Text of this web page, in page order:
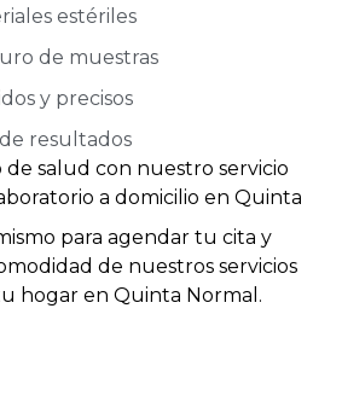
estériles
de muestras
y precisos
resultados
salud con nuestro servicio
a domicilio en Quinta
para agendar tu cita y
de nuestros servicios
hogar en Quinta Normal.